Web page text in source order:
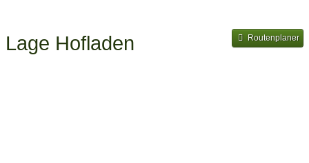
Lage Hofladen Routenplaner